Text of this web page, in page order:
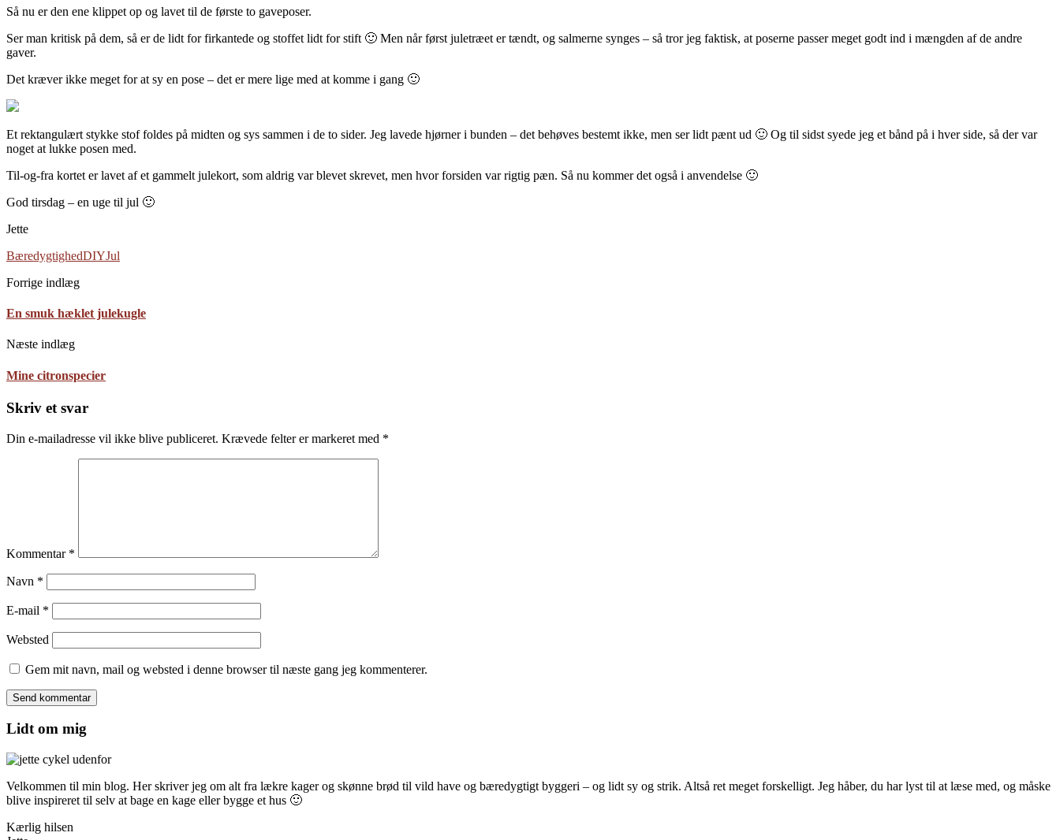
Så nu er den ene klippet op og lavet til de første to gaveposer.
Ser man kritisk på dem, så er de lidt for firkantede og stoffet lidt for stift 🙂 Men når først juletræet er tændt, og salmerne synges – så tror jeg faktisk, at poserne passer meget godt ind i mængden af de andre
gaver.
Det kræver ikke meget for at sy en pose – det er mere lige med at komme i gang 🙂
Et rektangulært stykke stof foldes på midten og sys sammen i de to sider. Jeg lavede hjørner i bunden – det behøves bestemt ikke, men ser lidt pænt ud 🙂 Og til sidst syede jeg et bånd på i hver side, så der var
noget at lukke posen med.
Til-og-fra kortet er lavet af et gammelt julekort, som aldrig var blevet skrevet, men hvor forsiden var rigtig pæn. Så nu kommer det også i anvendelse 🙂
God tirsdag – en uge til jul 🙂
Jette
BæredygtighedDIYJul
Forrige indlæg
En smuk hæklet julekugle
Næste indlæg
Mine citronspecier
Skriv et svar
Din e-mailadresse vil ikke blive publiceret. Krævede felter er markeret med *
Kommentar *
Navn *
E-mail *
Websted
Gem mit navn, mail og websted i denne browser til næste gang jeg kommenterer.
Lidt om mig
Velkommen til min blog. Her skriver jeg om alt fra lækre kager og skønne brød til vild have og bæredygtigt byggeri – og lidt sy og strik. Altså ret meget forskelligt. Jeg håber, du har lyst til at læse med, og måske
blive inspireret til selv at bage en kage eller bygge et hus 🙂
Kærlig hilsen